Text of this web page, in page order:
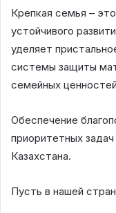
Крепкая семья –
устойчивого
уделяет
системы защиты
семейных
Обеспечение
приоритетных
Казахстана.
Пусть в нашей